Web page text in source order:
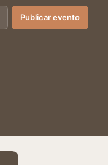
Publicar evento